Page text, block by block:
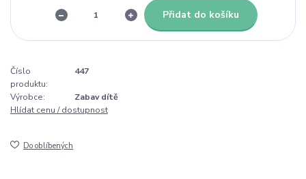
Přidat do košíku
Číslo
produktu:
447
Výrobce:
Zabav dítě
Hlídat cenu / dostupnost
Do oblíbených